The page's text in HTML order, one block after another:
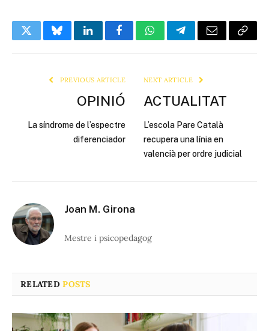
TwitterBlueskyLinkedInFacebookWhatsAppTelegramEmail Copy
PREVIOUS ARTICLE
OPINIÓ
La síndrome de l’espectre
diferenciador
NEXT ARTICLE
ACTUALITAT
L’escola Pare Català
recupera una línia en
valencià per ordre judicial
Joan M. Girona
Mestre i psicopedagog
RELATEDPOSTS